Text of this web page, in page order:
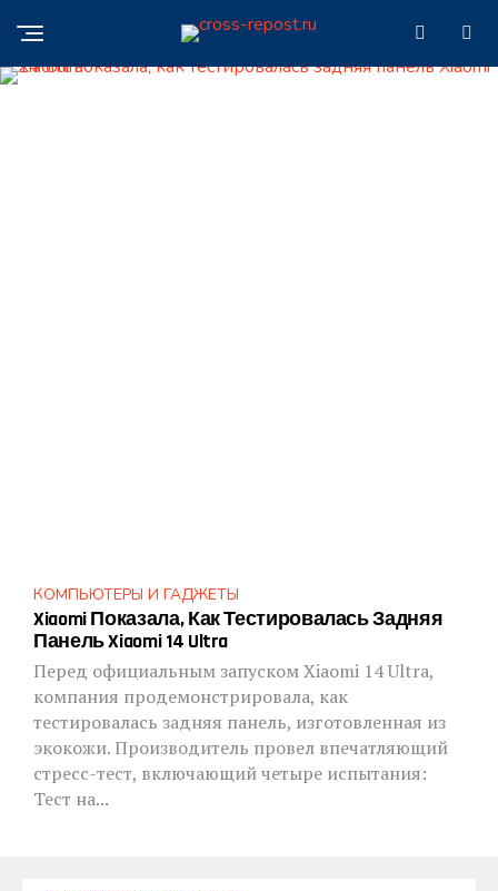
КОМПЬЮТЕРЫ И ГАДЖЕТЫ
Xiaomi Показала, Как Тестировалась Задняя
Панель Xiaomi 14 Ultra
Перед официальным запуском Xiaomi 14 Ultra,
компания продемонстрировала, как
тестировалась задняя панель, изготовленная из
экокожи. Производитель провел впечатляющий
стресс-тест, включающий четыре испытания:
Тест на...